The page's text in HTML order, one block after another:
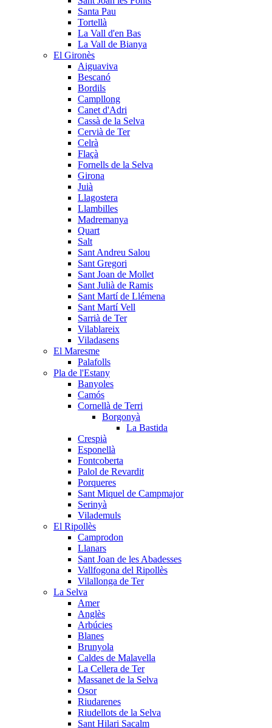
Santa Pau
Tortellà
La Vall d'en Bas
La Vall de Bianya
El Gironès
Aiguaviva
Bescanó
Bordils
Campllong
Canet d'Adri
Cassà de la Selva
Cervià de Ter
Celrà
Flaçà
Fornells de la Selva
Girona
Juià
Llagostera
Llambilles
Madremanya
Quart
Salt
Sant Andreu Salou
Sant Gregori
Sant Joan de Mollet
Sant Julià de Ramis
Sant Martí de Llémena
Sant Martí Vell
Sarrià de Ter
Vilablareix
Viladasens
El Maresme
Palafolls
Pla de l'Estany
Banyoles
Camós
Cornellà de Terri
Borgonyà
La Bastida
Crespià
Esponellà
Fontcoberta
Palol de Revardit
Porqueres
Sant Miquel de Campmajor
Serinyà
Vilademuls
El Ripollès
Camprodon
Llanars
Sant Joan de les Abadesses
Vallfogona del Ripollès
Vilallonga de Ter
La Selva
Amer
Anglès
Arbúcies
Blanes
Brunyola
Caldes de Malavella
La Cellera de Ter
Massanet de la Selva
Osor
Riudarenes
Riudellots de la Selva
Sant Hilari Sacalm